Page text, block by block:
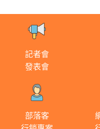
記者會
發表會
部落客